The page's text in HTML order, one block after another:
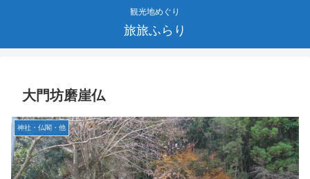
観光地めぐり
旅旅ふらり
大門坊磨崖仏
神社・仏閣・他